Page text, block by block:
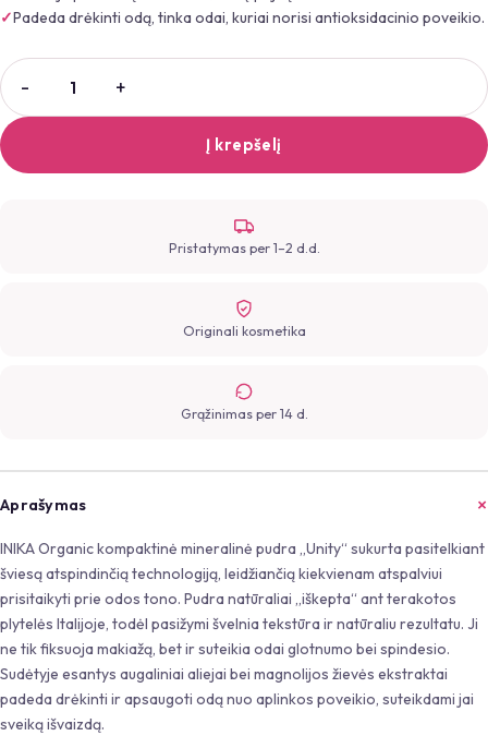
Padeda drėkinti odą, tinka odai, kuriai norisi antioksidacinio poveikio.
Į krepšelį
Pristatymas per 1–2 d.d.
Originali kosmetika
Grąžinimas per 14 d.
Aprašymas
INIKA Organic kompaktinė mineralinė pudra „Unity“ sukurta pasitelkiant
šviesą atspindinčią technologiją, leidžiančią kiekvienam atspalviui
prisitaikyti prie odos tono. Pudra natūraliai „iškepta“ ant terakotos
plytelės Italijoje, todėl pasižymi švelnia tekstūra ir natūraliu rezultatu. Ji
ne tik fiksuoja makiažą, bet ir suteikia odai glotnumo bei spindesio.
Sudėtyje esantys augaliniai aliejai bei magnolijos žievės ekstraktai
padeda drėkinti ir apsaugoti odą nuo aplinkos poveikio, suteikdami jai
sveiką išvaizdą.